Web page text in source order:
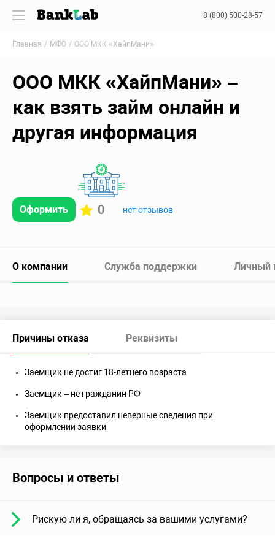
8 (800) 500-28-57
Главная МФО ООО МКК «ХайпМани»
ООО МКК «ХайпМани» –
как взять займ онлайн и
другая информация
Оформить 0 нет отзывов
О компании Служба поддержки Личный
Причины отказа Реквизиты
Заемщик не достиг 18-летнего возраста
Заемщик – не гражданин РФ
Заемщик предоставил неверные сведения при
оформлении заявки
Вопросы и ответы
Рискую ли я, обращаясь за вашими услугами?